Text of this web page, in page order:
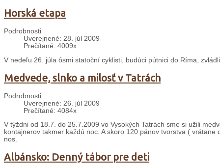
Horská etapa
Podrobnosti
Uverejnené: 28. júl 2009
Prečítané: 4009x
V nedeľu 26. júla ôsmi statoční cyklisti, budúci pútnici do Ríma,
Medvede, slnko a milosť v Tatrách
Podrobnosti
Uverejnené: 26. júl 2009
Prečítané: 4084x
V týždni od 18.7. do 25.7.2009 vo Vysokých Tatrách sme si užili
kontajnerov takmer každú noc. A skoro 120 pánov tvorstva (
nos.
Albánsko: Denný tábor pre deti